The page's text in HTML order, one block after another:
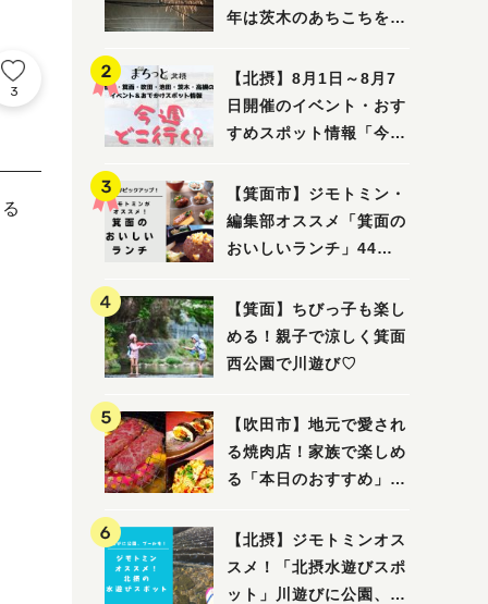
3
年は茨木のあちこちを巡
【北摂】8月1日～8月7
日開催のイベント・おす
すめスポット情報「今週
面・吹田・池田・茨木・
高槻）
【箕面市】ジモトミン・
編集部オススメ「箕面の
おいしいランチ」44
から穴場まで！〜
【箕面】ちびっ子も楽し
める！親子で涼しく箕面
西公園で川遊び♡
【吹田市】地元で愛され
る焼肉店！家族で楽しめ
る「本日のおすすめ」で
【北摂】ジモトミンオス
スメ！「北摂水遊びスポ
ット」川遊びに公園、プ